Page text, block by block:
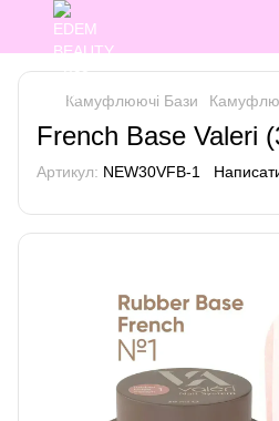
Камуфлюючі Бази
French Base Valeri
Артикул: NEW30VFB-1